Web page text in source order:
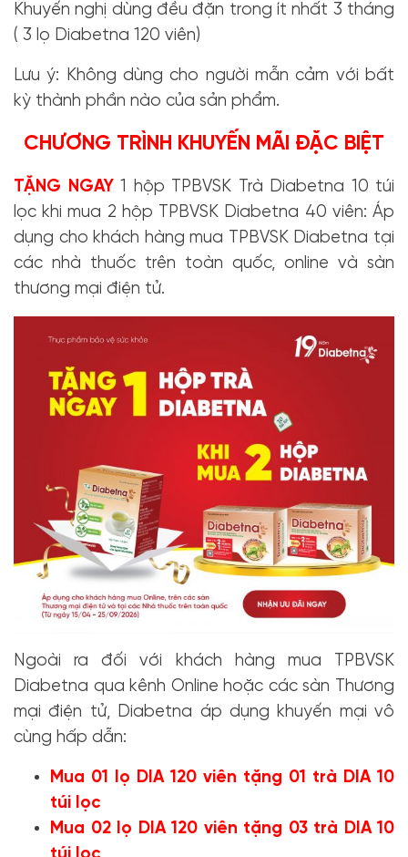
Khuyến nghị dùng đều đặn trong ít nhất 3 tháng
( 3 lọ Diabetna 120 viên)
Lưu ý: Không dùng cho người mẫn cảm với bất
kỳ thành phần nào của sản phẩm.
CHƯƠNG TRÌNH KHUYẾN MÃI ĐẶC BIỆT
TẶNG NGAY 1 hộp TPBVSK Trà Diabetna 10 túi
lọc khi mua 2 hộp TPBVSK Diabetna 40 viên: Áp
dụng cho khách hàng mua TPBVSK Diabetna tại
các nhà thuốc trên toàn quốc, online và sàn
thương mại điện tử.
Ngoài ra đối với khách hàng mua TPBVSK
Diabetna qua kênh Online hoặc các sàn Thương
mại điện tử, Diabetna áp dụng khuyến mại vô
cùng hấp dẫn:
Mua 01 lọ DIA 120 viên tặng 01 trà DIA 10
túi lọc
Mua 02 lọ DIA 120 viên tặng 03 trà DIA 10